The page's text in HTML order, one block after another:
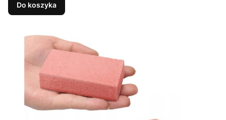
Do koszyka